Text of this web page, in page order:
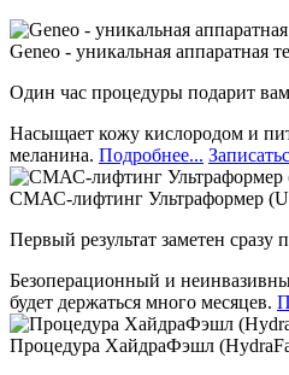
Geneo - уникальная аппаратная
Один час процедуры подарит
Насыщает кожу кислородом и
меланина. Подробнее...
СМАС-лифтинг Ультраформер
Первый результат заметен сразу
Безоперационный и
будет держаться много месяцев.
Процедура ХайдраФэшл